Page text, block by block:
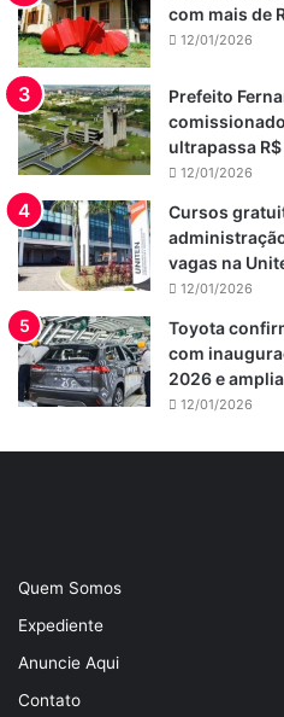
com mais de
12/01/2026
Prefeito
ultrapassa
12/01/2026
Cursos
vagas na
12/01/2026
Toyota
com
2026 e
12/01/2026
Quem Somos
Expediente
Anuncie Aqui
Contato